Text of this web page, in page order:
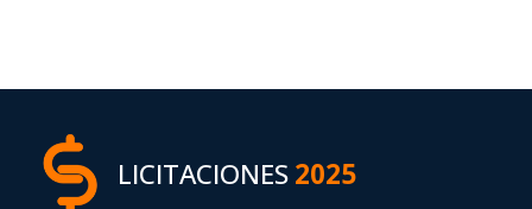
LICITACIONES2025